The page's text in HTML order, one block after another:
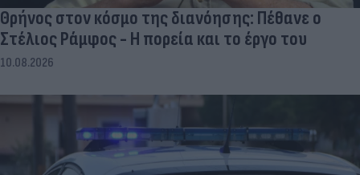
Θρήνος στον κόσμο της διανόησης: Πέθανε ο
Στέλιος Ράμφος - Η πορεία και το έργο του
10.08.2026